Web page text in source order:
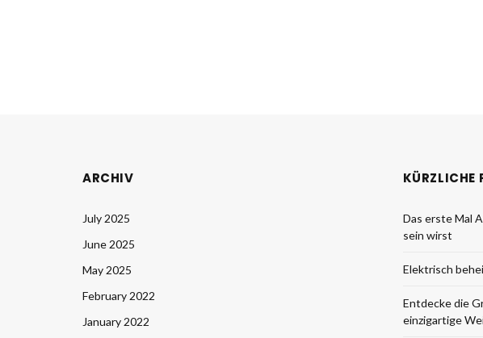
ARCHIV
July 2025
June 2025
May 2025
February 2022
January 2022
KÜRZLICHE
Das erste Mal
sein wirst
Elektrisch
Entdecke die
einzigartige